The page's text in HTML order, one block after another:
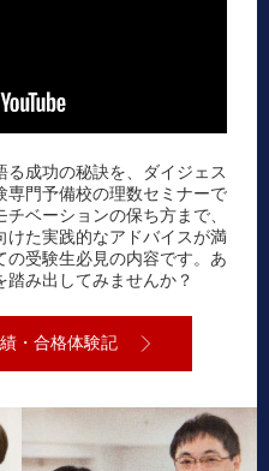
成功の秘訣を、ダイジェス
専門予備校の理数セミナーで
ベーションの保ち方まで、
けた実践的なアドバイスが満
受験生必見の内容です。あ
み出してみませんか？
・合格体験記